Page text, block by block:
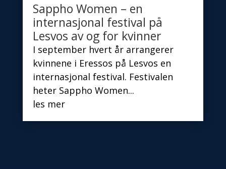
Sappho Women – en
internasjonal festival på
Lesvos av og for kvinner
I september hvert år arrangerer
kvinnene i Eressos på Lesvos en
internasjonal festival. Festivalen
heter Sappho Women...
les mer